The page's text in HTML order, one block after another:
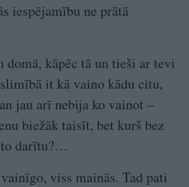
iespējamību ne prātā
domā, kāpēc tā un tieši ar tevi
it kā vaino kādu citu,
jau arī nebija ko vainot –
biežāk taisīt, bet kurš bez
to darītu?…
viss mainās. Tad pati